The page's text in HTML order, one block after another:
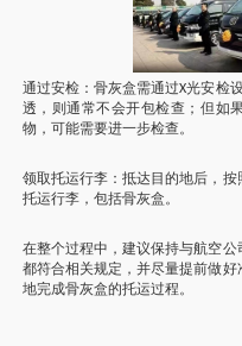
通过安检：骨灰盒需通过X光安检
透，则通常不会开包检查；但如
物，可能需要进一步检查。
领取托运行李：抵达目的地后，
托运行李，包括骨灰盒。
在整个过程中，建议保持与航空
都符合相关规定，并尽量提前做
地完成骨灰盒的托运过程。